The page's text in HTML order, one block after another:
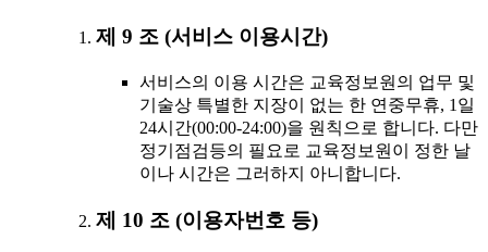
제 9 조 (서비스 이용시간)
서비스의 이용 시간은 교육정보원의 업무 및
기술상 특별한 지장이 없는 한 연중무휴, 1일
24시간(00:00-24:00)을 원칙으로 합니다. 다만
정기점검등의 필요로 교육정보원이 정한 날
이나 시간은 그러하지 아니합니다.
제 10 조 (이용자번호 등)